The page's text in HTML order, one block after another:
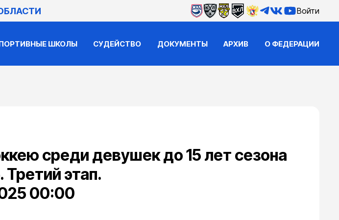
Войти
ШКОЛЫ СУДЕЙСТВО ДОКУМЕНТЫ АРХИВ О ФЕДЕРАЦИИ
среди девушек до 15 лет сезона
этап.
00:00